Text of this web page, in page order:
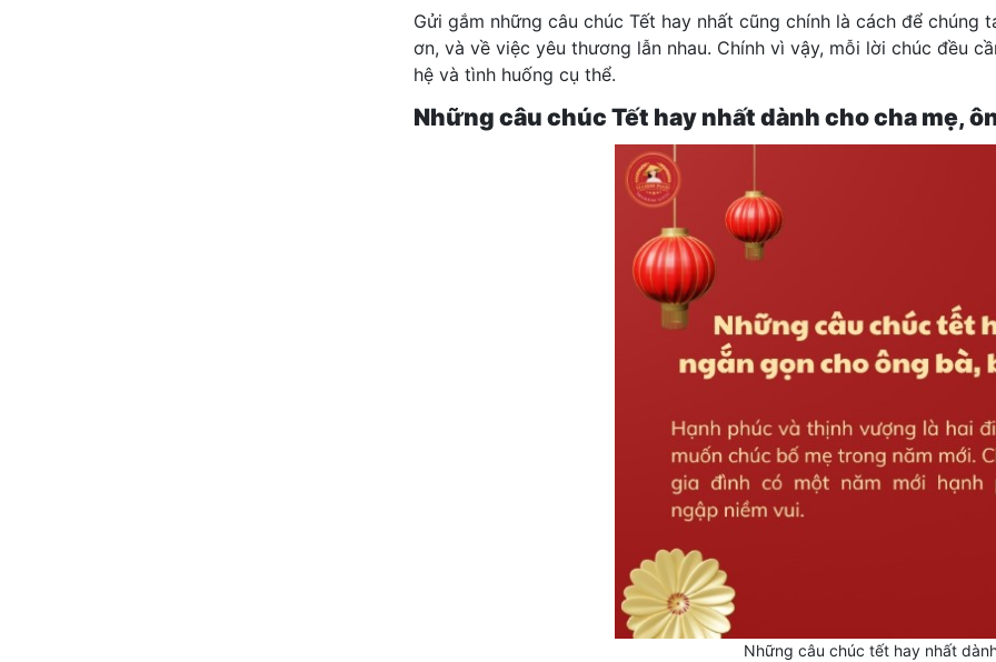
Gửi gắm những câu chúc Tết hay nhất cũng chính là cách để
ơn, và về việc yêu thương lẫn nhau. Chính vì vậy, mỗi lời chúc đều
hệ và tình huống cụ thể.
Những câu chúc Tết hay nhất dành cho cha mẹ,
Những câu chúc tết hay nhất